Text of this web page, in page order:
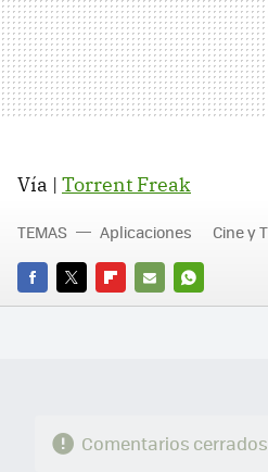
Vía | Torrent Freak
FACEBOOK
TWITTERFLIPBOARD
E-
WHATSAPP
TEMAS Aplicaciones Cine y
Comentarios cerrados